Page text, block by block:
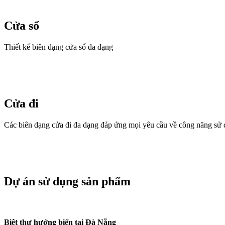
Cửa sổ
Thiết kế biên dạng cửa sổ đa dạng
Cửa đi
Các biên dạng cửa đi đa dạng đáp ứng mọi yêu cầu về công năng sử
Dự án sử dụng sản phẩm
Biệt thự hướng biển tại Đà Nẵng